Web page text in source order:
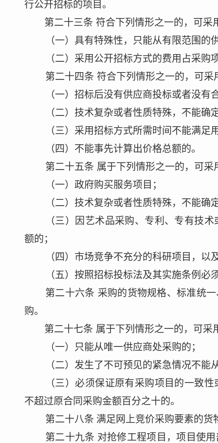
行公开招标的项目。
第二十三条 符合下列情形之一的，可采
（一）具有特殊性，只能从有限范围的
（二）采用公开招标方式的费用占采购
第二十四条 符合下列情形之一的，可
（一）招标后没有供应商投标或者没
（二）技术复杂或者性质特殊，不能确
（三）采用招标方式所需时间不能满足
（四）不能事先计算出价格总额的。
第二十五条 属于下列情形之一的，可
（一）政府购买服务项目；
（二）技术复杂或者性质特殊，不能确
（三）因艺术品采购、专利、专有技
额的；
（四）市场竞争不充分的科研项目，
（五）按照招标投标法及其实施条例
第二十六条 采购的货物规格、标准统
购。
第二十七条 属于下列情形之一的，可采
（一）只能从唯一供应商处采购的；
（二）发生了不可预见的紧急情况不能
（三）必须保证原有采购项目的一致
不超过原合同采购金额百分之十的。
第二十八条 满足网上竞价采购要素的货
第二十九条 对抢修工程项目，项目使